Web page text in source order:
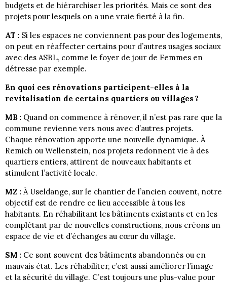
budgets et de hiérarchiser les priorités. Mais ce sont des
projets pour lesquels on a une vraie fierté à la fin.
AT : Si les espaces ne conviennent pas pour des logements,
on peut en réaffecter certains pour d’autres usages sociaux
avec des ASBL, comme le foyer de jour de Femmes en
détresse par exemple.
En quoi ces rénovations participent-elles à la
revitalisation de certains quartiers ou villages ?
MB : Quand on commence à rénover, il n’est pas rare que la
commune revienne vers nous avec d’autres projets.
Chaque rénovation apporte une nouvelle dynamique. À
Remich ou Wellenstein, nos projets redonnent vie à des
quartiers entiers, attirent de nouveaux habitants et
stimulent l’activité locale.
MZ : À Useldange, sur le chantier de l’ancien couvent, notre
objectif est de rendre ce lieu accessible à tous les
habitants. En réhabilitant les bâtiments existants et en les
complétant par de nouvelles constructions, nous créons un
espace de vie et d’échanges au cœur du village.
SM : Ce sont souvent des bâtiments abandonnés ou en
mauvais état. Les réhabiliter, c’est aussi améliorer l’image
et la sécurité du village. C’est toujours une plus-value pour